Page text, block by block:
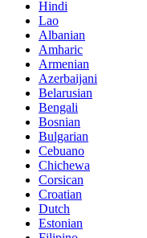
Hindi
Lao
Albanian
Amharic
Armenian
Azerbaijani
Belarusian
Bengali
Bosnian
Bulgarian
Cebuano
Chichewa
Corsican
Croatian
Dutch
Estonian